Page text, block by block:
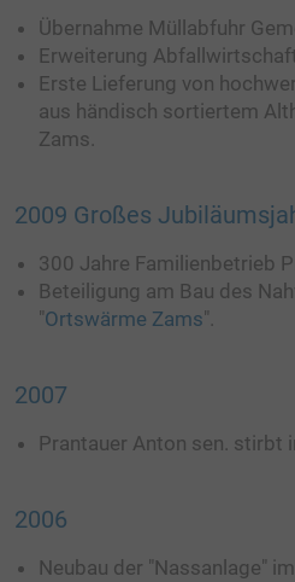
LAGE & ANFAHRT
Übernahme Müllabfuhr
Erweiterung
Erste Lieferung von
aus händisch sortiertem
Zams.
2009 Großes
300 Jahre Familienbetrieb
Beteiligung am Bau des
" Ortswärme Zams".
2007
Prantauer Anton sen. stirbt
2006
Neubau der "Nassanlage"